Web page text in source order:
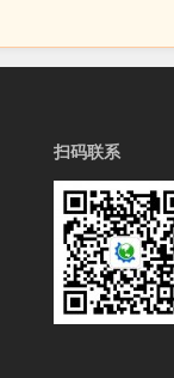
扫码联系